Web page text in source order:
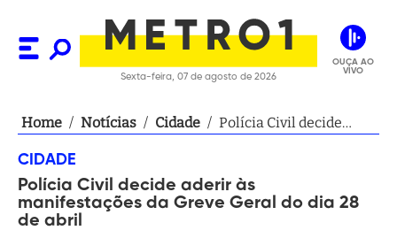
Sexta-feira, 07 de agosto de 2026
OUÇA AO
VIVO
Home / Notícias / Cidade / Polícia Civil decide
Greve Geral do dia 28
de abril
CIDADE
Polícia Civil decide aderir às
manifestações da Greve Geral do dia 28
de abril